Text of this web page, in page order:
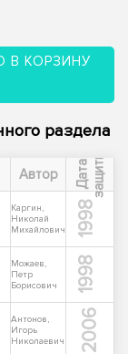
В КОРЗИНУ
раздела
Автор Д
а
т
а
з
а
щ
и
т ы
Каргин,
Николай
Михайлович
1998
Можаев,
Петр
Борисович
1998
Антонов,
Игорь
Николаевич
2006